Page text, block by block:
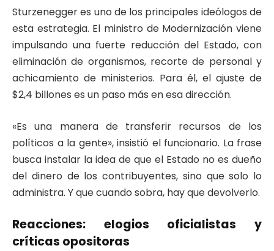
Sturzenegger es uno de los principales ideólogos de
esta estrategia. El ministro de Modernización viene
impulsando una fuerte reducción del Estado, con
eliminación de organismos, recorte de personal y
achicamiento de ministerios. Para él, el ajuste de
$2,4 billones es un paso más en esa dirección.
«Es una manera de transferir recursos de los
políticos a la gente», insistió el funcionario. La frase
busca instalar la idea de que el Estado no es dueño
del dinero de los contribuyentes, sino que solo lo
administra. Y que cuando sobra, hay que devolverlo.
Reacciones: elogios oficialistas y
críticas opositoras